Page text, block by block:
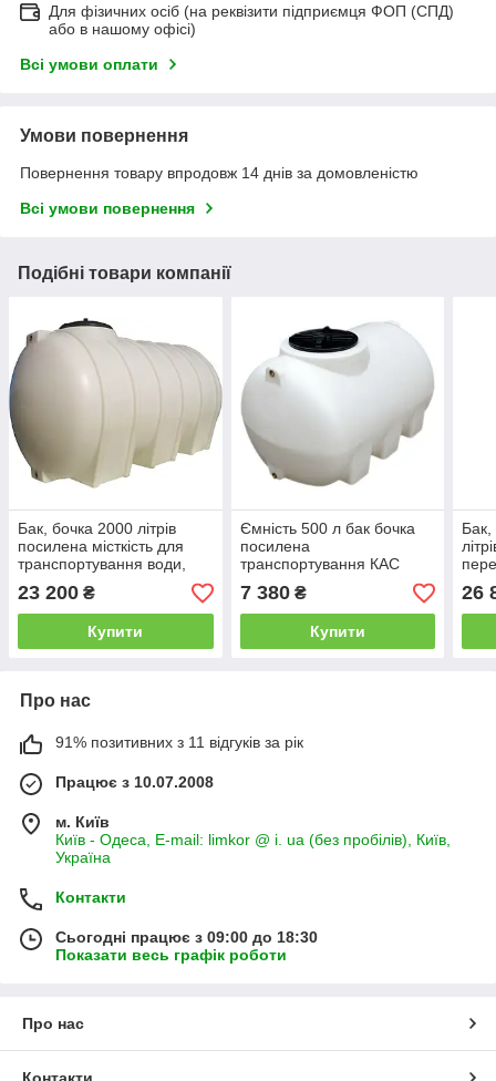
Для фізичних осіб (на реквізити підприємця ФОП (СПД)
або в нашому офісі)
Всі умови оплати
Умови повернення
Повернення товару впродовж 14 днів за домовленістю
Всі умови повернення
Подібні товари компанії
Бак, бочка 2000 літрів
посилена місткість для
транспортування води,
КАС перевезення харчова
G E
23 200 ₴
Купити
Ємність 500 л бак бочка
посилена
транспортування КАС
перевезення харчова
7 380₴
Купити
Бак,
26
Про нас
91% позитивних з 11 відгуків за рік
Працює з 10.07.2008
м. Київ
Київ - Одеса, E-mail: limkor @ i. ua (без пробілів), Київ,
Україна
Контакти
Сьогодні працює з 09:00 до 18:30
Показати весь графік роботи
Про нас